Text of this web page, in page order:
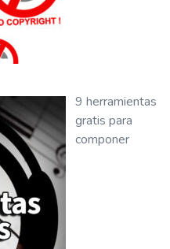
9 herramientas
gratis para
componer